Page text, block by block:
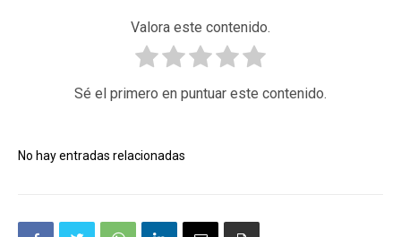
Valora este contenido.
Sé el primero en puntuar este contenido.
No hay entradas relacionadas